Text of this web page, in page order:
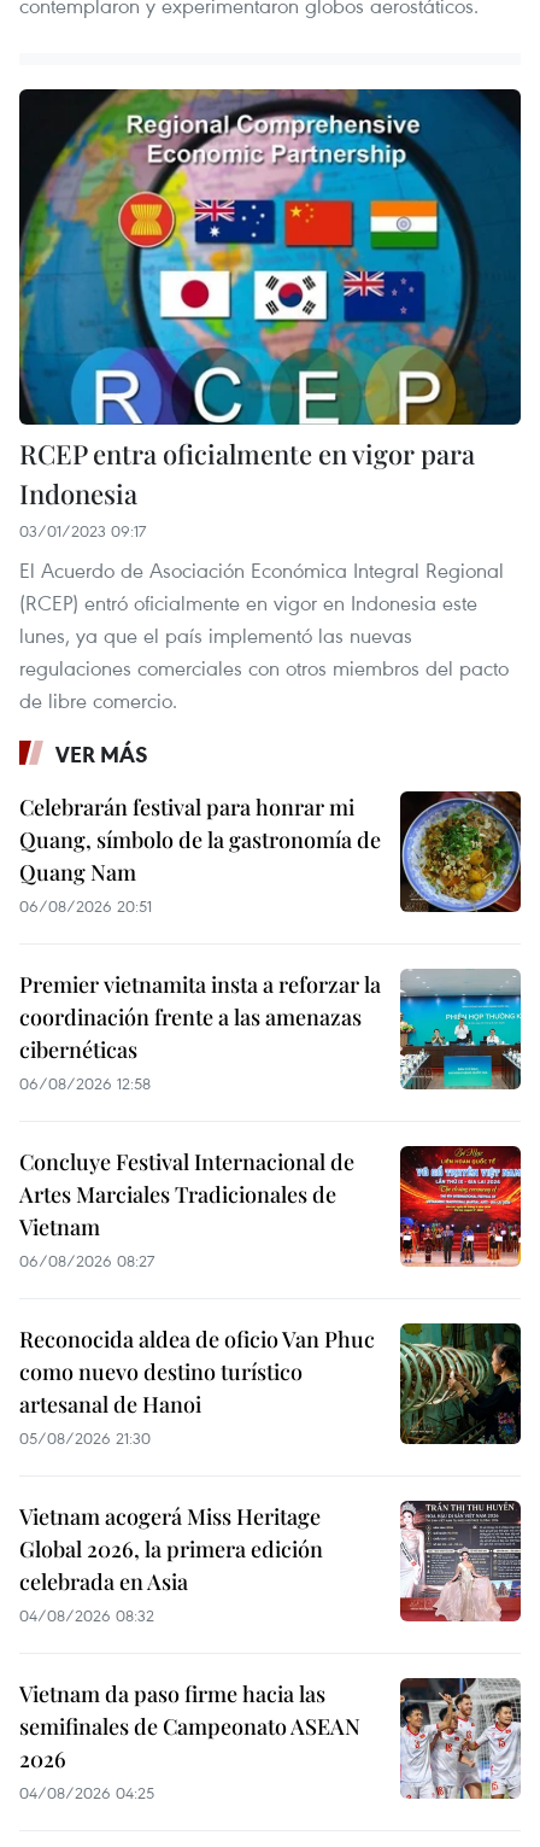
contemplaron y experimentaron globos aerostáticos.
RCEP entra oficialmente en vigor para
Indonesia
03/01/2023 09:17
El Acuerdo de Asociación Económica Integral Regional
(RCEP) entró oficialmente en vigor en Indonesia este
lunes, ya que el país implementó las nuevas
regulaciones comerciales con otros miembros del pacto
de libre comercio.
VER MÁS
Celebrarán festival para honrar mi
Quang, símbolo de la gastronomía de
Quang Nam
06/08/2026 20:51
Premier vietnamita insta a reforzar la
coordinación frente a las amenazas
cibernéticas
06/08/2026 12:58
Concluye Festival Internacional de
Artes Marciales Tradicionales de
Vietnam
06/08/2026 08:27
Reconocida aldea de oficio Van Phuc
como nuevo destino turístico
artesanal de Hanoi
05/08/2026 21:30
Vietnam acogerá Miss Heritage
Global 2026, la primera edición
celebrada en Asia
04/08/2026 08:32
Vietnam da paso firme hacia las
semifinales de Campeonato ASEAN
2026
04/08/2026 04:25